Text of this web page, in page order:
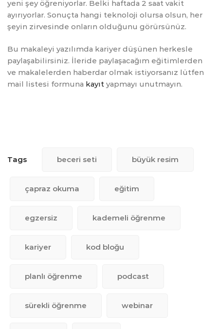
yeni şey öğreniyorlar. Belki haftada 2 saat vakit
ayırıyorlar. Sonuçta hangi teknoloji olursa olsun, her
şeyin zirvesinde onların olduğunu görürsünüz.
Bu makaleyi yazılımda kariyer düşünen herkesle
paylaşabilirsiniz. İleride paylaşacağım eğitimlerden
ve makalelerden haberdar olmak istiyorsanız lütfen
mail listesi formuna kayıt yapmayı unutmayın.
Tags beceri seti büyük resim
çapraz okuma eğitim
egzersiz kademeli öğrenme
kariyer kod bloğu
planlı öğrenme podcast
sürekli öğrenme webinar